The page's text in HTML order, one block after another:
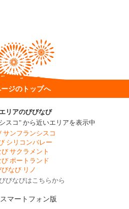
ジのトップへ
リアのびびなび
スコ" から近いエリアを表示中
サンフランシスコ
シリコンバレー
サクラメント
ポートランド
びなび リノ
びなびはこちらから
スマートフォン版